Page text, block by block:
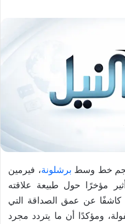
خط وسط برشلونة، فيرمين
مؤخرًا حول طبيعة علاقته
كاشفًا عن عمق الصداقة التي
ومؤكدًا أن ما يتردد مجرد